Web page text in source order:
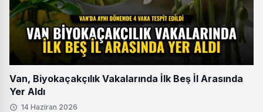
Van, Biyokaçakçılık Vakalarında İlk Beş İl Arasında
Yer Aldı
14 Haziran 2026